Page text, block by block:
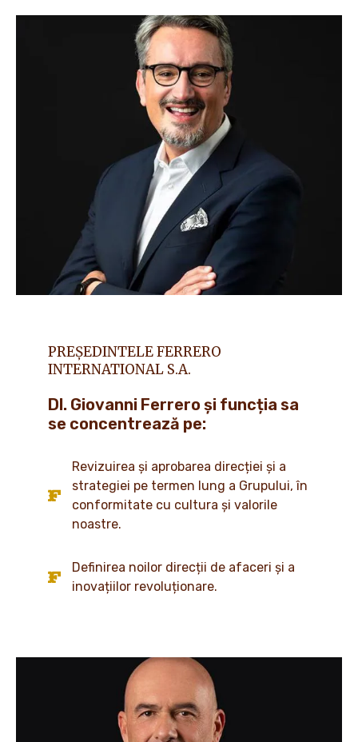
PREȘEDINTELE FERRERO
INTERNATIONAL S.A.
Dl. Giovanni Ferrero și funcția sa
se concentrează pe:
Revizuirea și aprobarea direcției și a
strategiei pe termen lung a Grupului, în
conformitate cu cultura și valorile
noastre.
Definirea noilor direcții de afaceri și a
inovațiilor revoluționare.